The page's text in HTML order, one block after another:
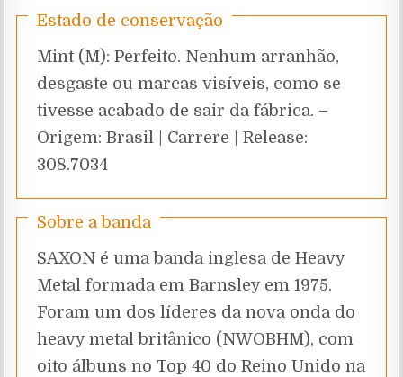
Estado de conservação
Mint (M): Perfeito. Nenhum arranhão,
desgaste ou marcas visíveis, como se
tivesse acabado de sair da fábrica. –
Origem: Brasil | Carrere | Release:
308.7034
Sobre a banda
SAXON é uma banda inglesa de Heavy
Metal formada em Barnsley em 1975.
Foram um dos líderes da nova onda do
heavy metal britânico (NWOBHM), com
oito álbuns no Top 40 do Reino Unido na